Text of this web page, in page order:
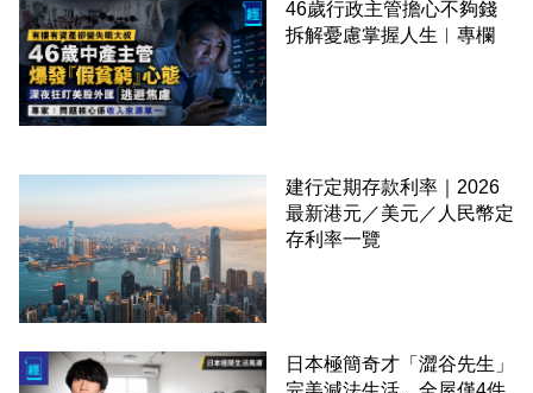
46歲行政主管擔心不夠錢
拆解憂慮掌握人生︳專欄
建行定期存款利率｜2026
最新港元／美元／人民幣定
存利率一覽
日本極簡奇才「澀谷先生」